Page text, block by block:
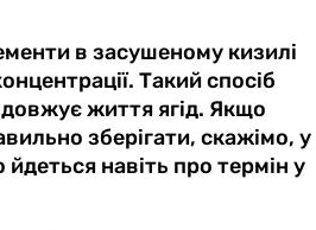
в засушеному кизилі
Такий спосіб
життя ягід. Якщо
зберігати, скажімо, у
навіть про термін у